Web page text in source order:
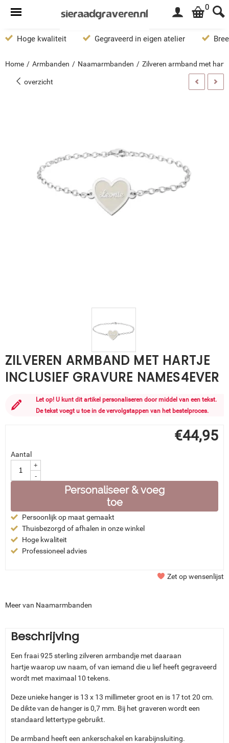
0
Hoge kwaliteit Gegraveerd in eigen atelier
Home / Armbanden / Naamarmbanden / Zilveren armband met
overzicht
ZILVEREN ARMBAND MET HARTJE
INCLUSIEF GRAVURE NAMES4EVER
Let op! U kunt dit artikel personaliseren door middel van een tekst.
De tekst voegt u toe in de vervolgstappen van het bestelproces.
€44,95
Aantal
+
-
Personaliseer & voeg
toe
Persoonlijk op maat gemaakt
Thuisbezorgd of afhalen in onze winkel
Hoge kwaliteit
Professioneel advies
Zet op wensenlijst
Meer van Naamarmbanden
Beschrijving
Een fraai 925 sterling zilveren armbandje met daaraan
hartje waarop uw naam, of van iemand die u lief heeft gegraveerd
wordt met maximaal 10 tekens.
Deze unieke hanger is 13 x 13 millimeter groot en is 17 tot 20 cm.
De dikte van de hanger is 0,7 mm. Bij het graveren wordt een
standaard lettertype gebruikt.
De armband heeft een ankerschakel en karabijnsluiting.